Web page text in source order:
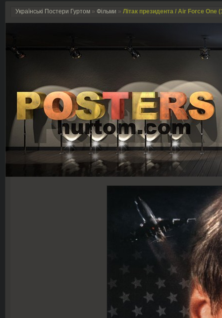
Українські Постери Гуртом » Фільми » Літак президента / Air Force One